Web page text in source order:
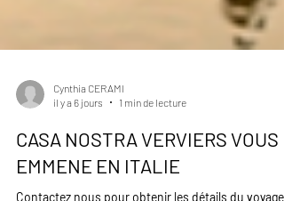
il y a 6 jours
1 min de lecture
CASA NOSTRA VERVIERS VOUS